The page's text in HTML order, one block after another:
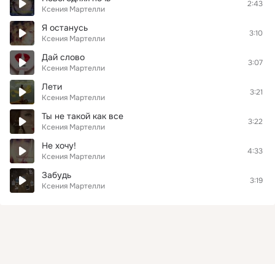
Ксения Мартелли
2:43
Я останусь
Ксения Мартелли
3:10
Дай слово
Ксения Мартелли
3:07
Лети
Ксения Мартелли
3:21
Ты не такой как все
Ксения Мартелли
3:22
Не хочу!
Ксения Мартелли
4:33
Забудь
Ксения Мартелли
3:19